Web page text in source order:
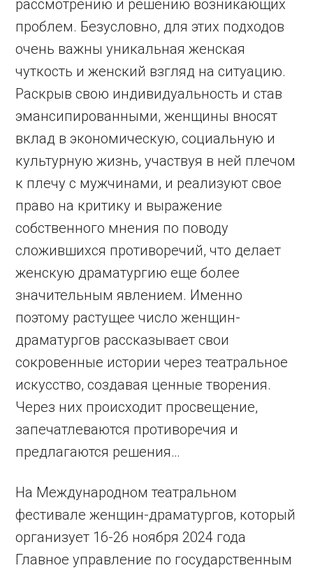
рассмотрению и решению возникающих
проблем. Безусловно, для этих подходов
очень важны уникальная женская
чуткость и женский взгляд на ситуацию.
Раскрыв свою индивидуальность и став
эмансипированными, женщины вносят
вклад в экономическую, социальную и
культурную жизнь, участвуя в ней плечом
к плечу с мужчинами, и реализуют свое
право на критику и выражение
собственного мнения по поводу
сложившихся противоречий, что делает
женскую драматургию еще более
значительным явлением. Именно
поэтому растущее число женщин-
драматургов рассказывает свои
сокровенные истории через театральное
искусство, создавая ценные творения.
Через них происходит просвещение,
запечатлеваются противоречия и
предлагаются решения…
На Международном театральном
фестивале женщин-драматургов, который
организует 16-26 ноября 2024 года
Главное управление по государственным